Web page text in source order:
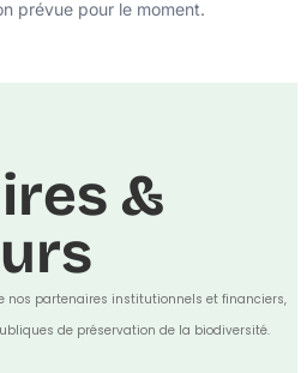
prévue pour le moment.
&
nos partenaires institutionnels et financiers,
de préservation de la biodiversité.